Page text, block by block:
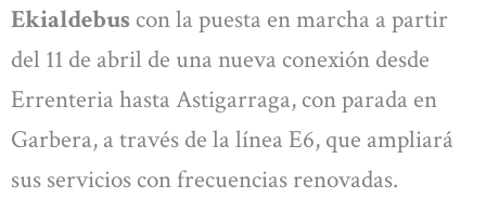
Ekialdebus con la puesta en marcha a partir
del 11 de abril de una nueva conexión desde
Errenteria hasta Astigarraga, con parada en
Garbera, a través de la línea E6, que ampliará
sus servicios con frecuencias renovadas.